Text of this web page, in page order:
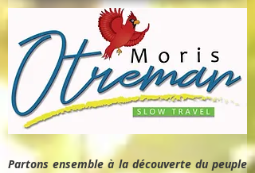
Partons ensemble à la découverte du peuple